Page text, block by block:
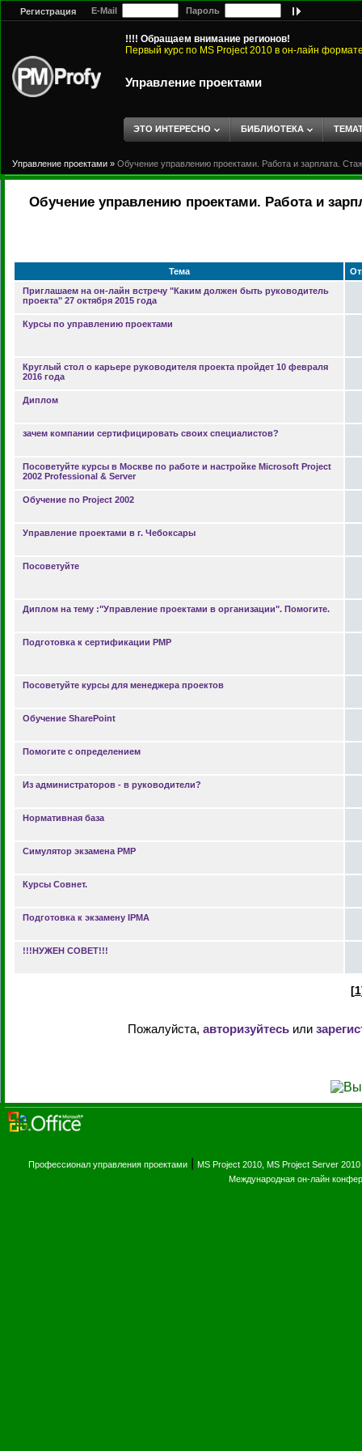
Регистрация E-Mail Пароль
!!!! Обращаем внимание регионов!
Первый курс по MS Project 2010 в он-лайн
Управление проектами
ЭТО ИНТЕРЕСНО БИБЛИОТЕКА
Управление проектами » Обучение управлению проектами. Работа и зарплата.
Обучение управлению проектами. Работа и
Тема
Приглашаем на он-лайн встречу "Каким должен быть руководитель
проекта" 27 октября 2015 года
Курсы по управлению проектами
Круглый стол о карьере руководителя проекта пройдет 10 февраля
2016 года
Диплом
зачем компании сертифицировать своих специалистов?
Посоветуйте курсы в Москве по работе и настройке Microsoft Project
2002 Professional & Server
Обучение по Project 2002
Управление проектами в г. Чебоксары
Посоветуйте
Диплом на тему :"Управление проектами в организации". Помогите.
Подготовка к сертификации PMP
Посоветуйте курсы для менеджера проектов
Обучение SharePoint
Помогите с определением
Из администраторов - в руководители?
Нормативная база
Симулятор экзамена PMP
Курсы Совнет.
Подготовка к экзамену IPMA
!!!НУЖЕН СОВЕТ!!!
[1
Пожалуйста, авторизуйтесьили
Профессионал управления проектами MS Project 2010, MS Project Server 2010
Международная он-лайн